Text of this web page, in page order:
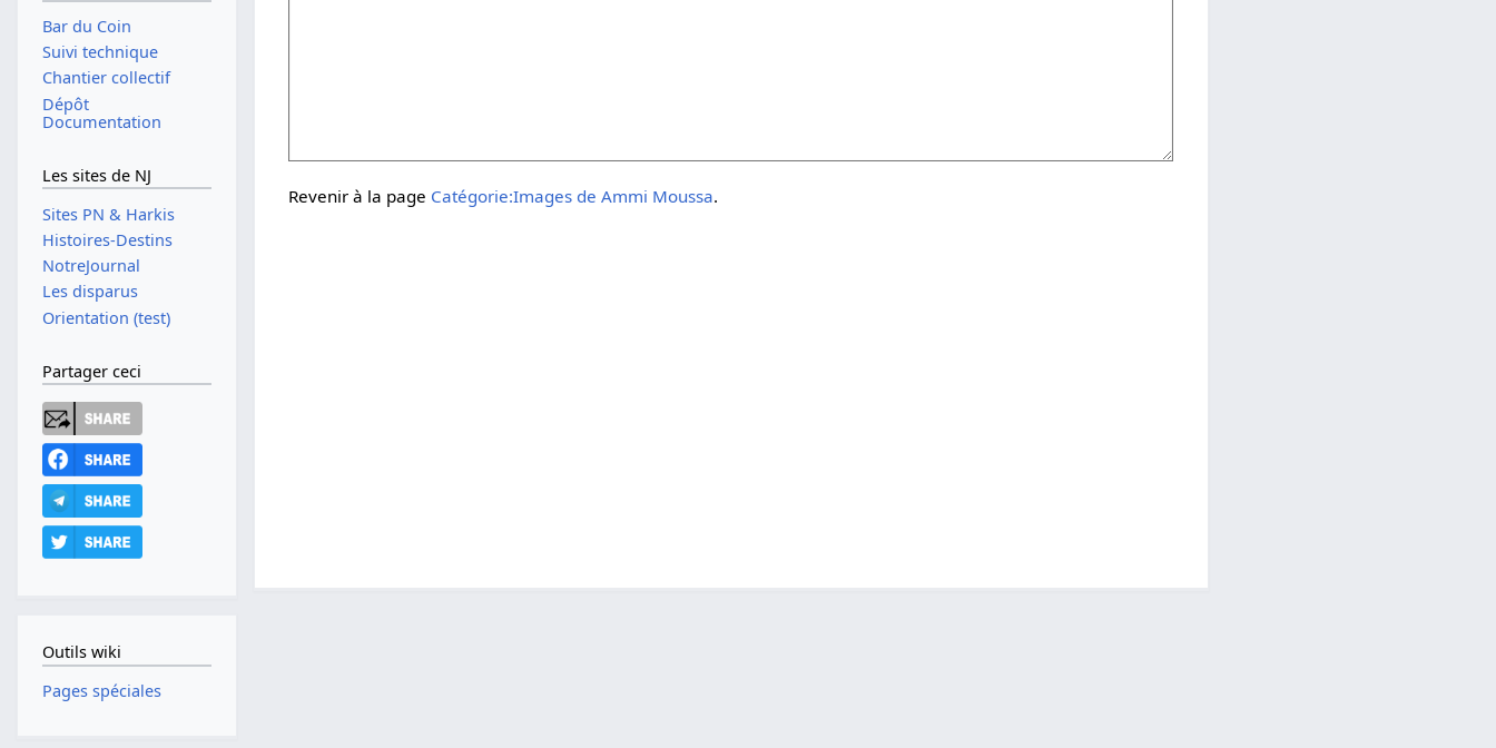
Revenir à la page Catégorie:Images de Ammi Moussa.
Bar du Coin
Suivi technique
Chantier collectif
Dépôt
Documentation
Les sites de NJ
Sites PN & Harkis
Histoires-Destins
NotreJournal
Les disparus
Orientation (test)
Partager ceci
Outils wiki
Pages spéciales